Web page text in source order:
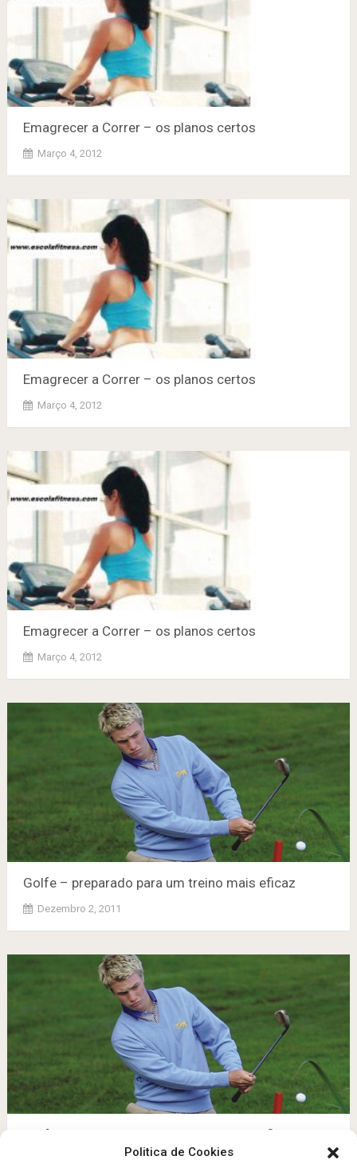
Politica de Cookies
Emagrecer a Correr – os planos certos
Março 4, 2012
Emagrecer a Correr – os planos certos
Março 4, 2012
Emagrecer a Correr – os planos certos
Março 4, 2012
Golfe – preparado para um treino mais eficaz
Dezembro 2, 2011
Golfe – preparado para um treino mais eficaz